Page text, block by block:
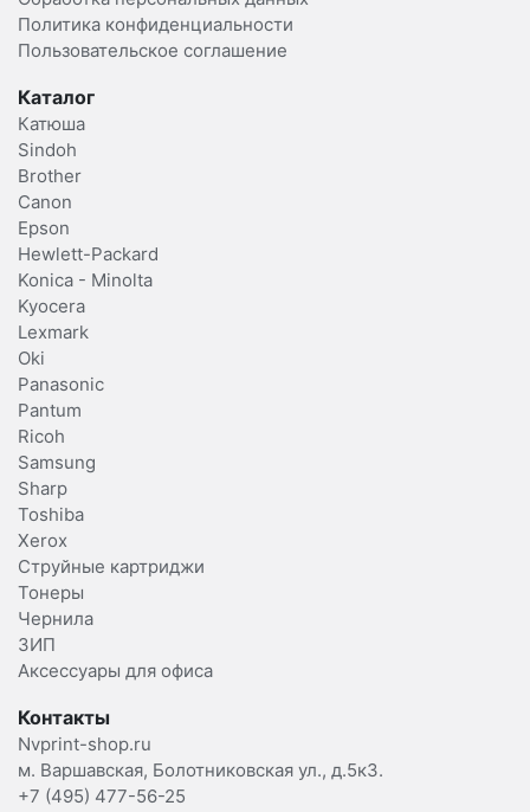
Политика конфиденциальности
Пользовательское соглашение
Каталог
Катюша
Sindoh
Brother
Canon
Epson
Hewlett-Packard
Konica - Minolta
Kyocera
Lexmark
Oki
Panasonic
Pantum
Ricoh
Samsung
Sharp
Toshiba
Xerox
Струйные картриджи
Тонеры
Чернила
ЗИП
Аксессуары для офиса
Контакты
Nvprint-shop.ru
м. Варшавская, Болотниковская ул., д.5к3.
+7 (495) 477-56-25